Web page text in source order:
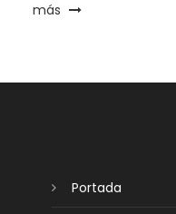
más
Portada